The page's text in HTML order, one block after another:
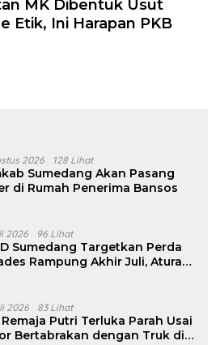
MK Dibentuk Usut
Etik, Ini Harapan PKB
2026 128 Lihat
Sumedang Akan Pasang
di Rumah Penerima Bansos
2026 96 Lihat
Sumedang Targetkan Perda
Rampung Akhir Juli, Aturan
2026 83 Lihat
Remaja Putri Terluka Parah Usai
Bertabrakan dengan Truk di